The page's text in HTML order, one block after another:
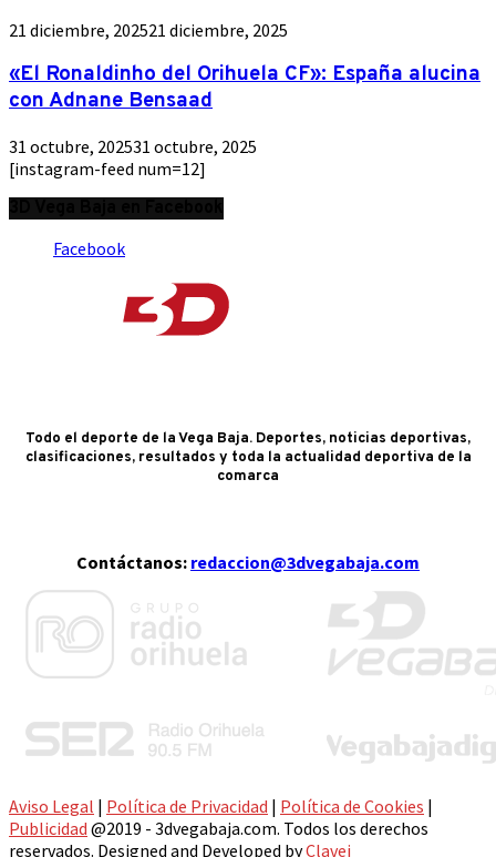
21 diciembre, 202521 diciembre, 2025
«El Ronaldinho del Orihuela CF»: España alucina
con Adnane Bensaad
31 octubre, 202531 octubre, 2025
[instagram-feed num=12]
Facebook
Todo el deporte de la Vega Baja. Deportes, noticias deportivas,
clasificaciones, resultados y toda la actualidad deportiva de la
comarca
Contáctanos: redaccion@3dvegabaja.com
Aviso Legal | Política de Privacidad | Política de Cookies |
Publicidad @2019 - 3dvegabaja.com. Todos los derechos
reservados. Designed and Developed byClavei